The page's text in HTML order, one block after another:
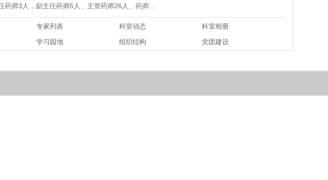
药师3人，副主任药师5人、主管药师26人、药师…
专家列表 科室动态
科室相册
学习园地 组织结构 党团建设